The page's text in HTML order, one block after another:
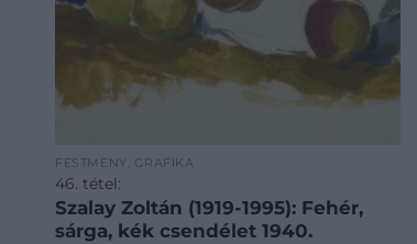
FESTMÉNY, GRAFIKA
46. tétel:
Szalay Zoltán (1919-1995): Fehér,
sárga, kék csendélet 1940.